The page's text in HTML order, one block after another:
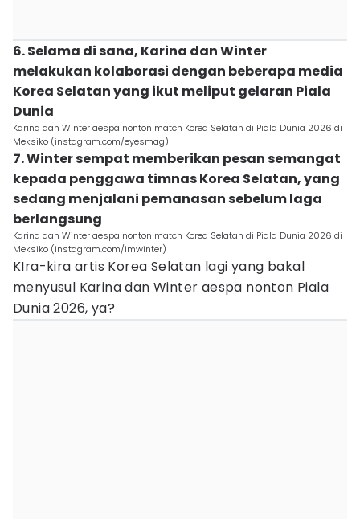
6. Selama di sana, Karina dan Winter
melakukan kolaborasi dengan beberapa media
Korea Selatan yang ikut meliput gelaran Piala
Dunia
Karina dan Winter aespa nonton match Korea Selatan di Piala Dunia 2026 di
Meksiko (instagram.com/eyesmag)
7. Winter sempat memberikan pesan semangat
kepada penggawa timnas Korea Selatan, yang
sedang menjalani pemanasan sebelum laga
berlangsung
Karina dan Winter aespa nonton match Korea Selatan di Piala Dunia 2026 di
Meksiko (instagram.com/imwinter)
KIra-kira artis Korea Selatan lagi yang bakal
menyusul Karina dan Winter aespa nonton Piala
Dunia 2026, ya?